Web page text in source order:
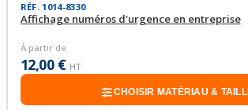
RÉF. 1014-8330
Affichage numéros d'urgence en entreprise
À partir de
12,00 € HT
CHOISIR MATÉRIAU &